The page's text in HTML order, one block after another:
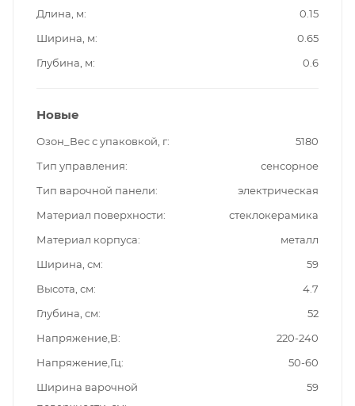
Длина, м
0.15
Ширина, м
0.65
Глубина, м
0.6
Новые
Озон_Вес с упаковкой, г
5180
Тип управления
сенсорное
Тип варочной панели
электрическая
Материал поверхности
стеклокерамика
Материал корпуса
металл
Ширина, см
59
Высота, см
4.7
Глубина, см
52
Напряжение,В
220-240
Напряжение,Гц
50-60
Ширина варочной
59